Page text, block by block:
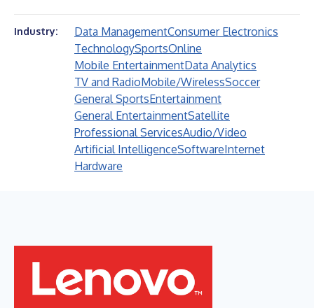
Industry: Data ManagementConsumer Electronics
TechnologySportsOnline
Mobile EntertainmentData Analytics
TV and RadioMobile/WirelessSoccer
General SportsEntertainment
General EntertainmentSatellite
Professional ServicesAudio/Video
Artificial IntelligenceSoftwareInternet
Hardware